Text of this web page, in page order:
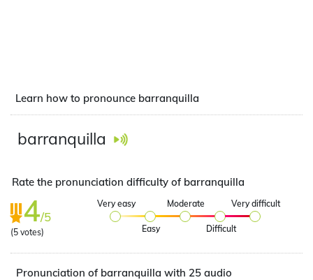
Learn how to pronounce barranquilla
barranquilla
Rate the pronunciation difficulty of barranquilla
4/5
(5 votes)
Very easy
Easy
Moderate
Difficult
Very difficult
Pronunciation of barranquilla with 25 audio